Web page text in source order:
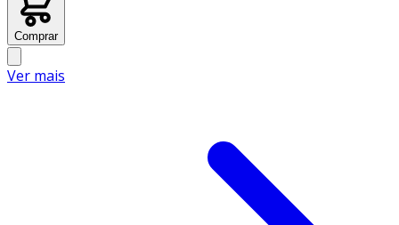
Comprar
Ver mais